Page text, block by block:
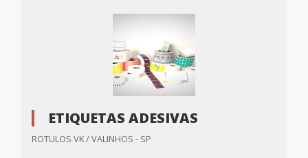
ETIQUETAS ADESIVAS
ROTULOS VK / VALINHOS - SP